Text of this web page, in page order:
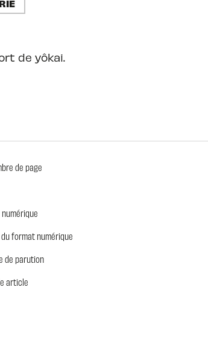
de yôkai.
de page
numérique
du format numérique
de parution
article